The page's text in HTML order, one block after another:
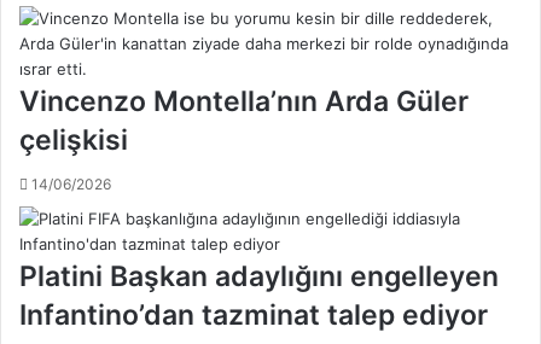
a
k
a
n
Ç
a
h
a
n
o
ğ
Ü
n
s
a
v
e
S
e
r
g
e
n
Vincenzo Montella’nın Arda Güler
çelişkisi
14/06/2026
Platini Başkan adaylığını engelleyen
Infantino’dan tazminat talep ediyor